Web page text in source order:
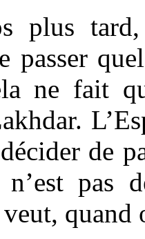
plus
passer
ne fait
de
n’est pas
veut,